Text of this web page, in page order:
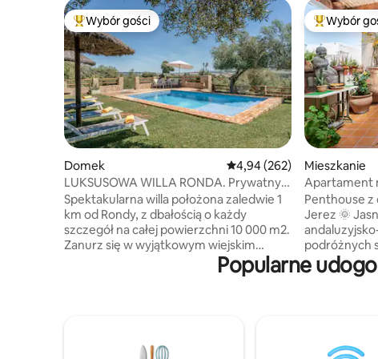
Najpopularniejsze z kategorii Wybór gości
Wybór gości
Domek Średnia ocena: 4,94 na 5,
4,94 (262)
LUKSUSOWA WILLA RONDA. Prywatny
basen z widokiem
Spektakularna willa położona zaledwie 1
km od Rondy, z dbałością o każdy
szczegół na całej powierzchni 10 000 m2.
Zanurz się w wyjątkowym wiejskim
otoczeniu, w otoczeniu prywatnych
gajów oliwnych, gdzie możesz cieszyć się
urządzony z dbałością o szczegóły, aby
Wybór
Mieszkanie
Apartament
teatr +
Penthouse z
Jerez 🌞
podróżnych
wrażeń, a
Ciesz się
flamenco
Popularne